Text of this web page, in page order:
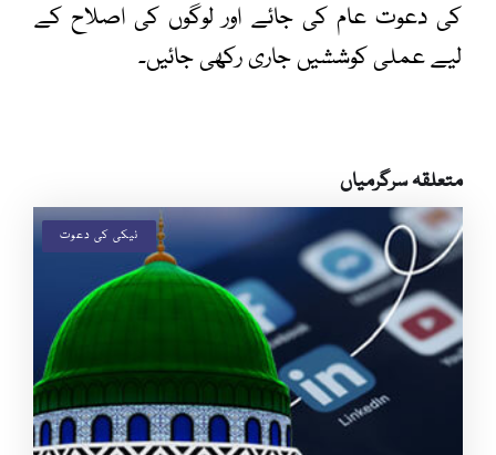
کی دعوت عام کی جائے اور لوگوں کی اصلاح کے
لیے عملی کوششیں جاری رکھی جائیں۔
متعلقہ سرگرمیاں
نیکی کی دعوت